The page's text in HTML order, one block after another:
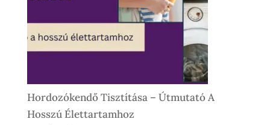
És
Különleges
Élethelyzetekre
Hordozókendő Tisztítása – Útmutató A
Hosszú Élettartamhoz